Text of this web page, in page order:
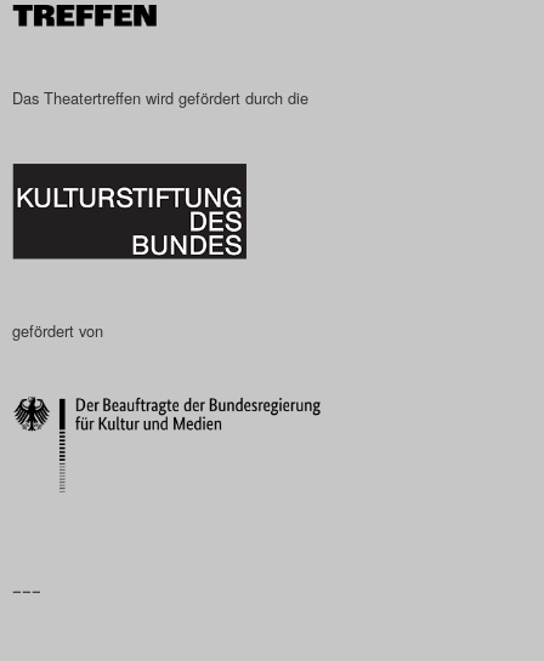
Das Theatertreffen-Blog
2024
2025
Das Theatertreffen-Blog
Nutzungsbedingungen
Das Theatertreffen wird gefördert durch die
gefördert von
–––